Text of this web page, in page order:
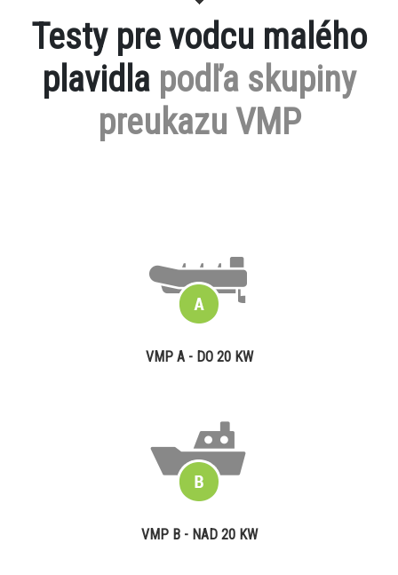
Testy pre vodcu malého
plavidla podľa skupiny
preukazu VMP
VMP A - DO 20 KW
VMP B - NAD 20 KW